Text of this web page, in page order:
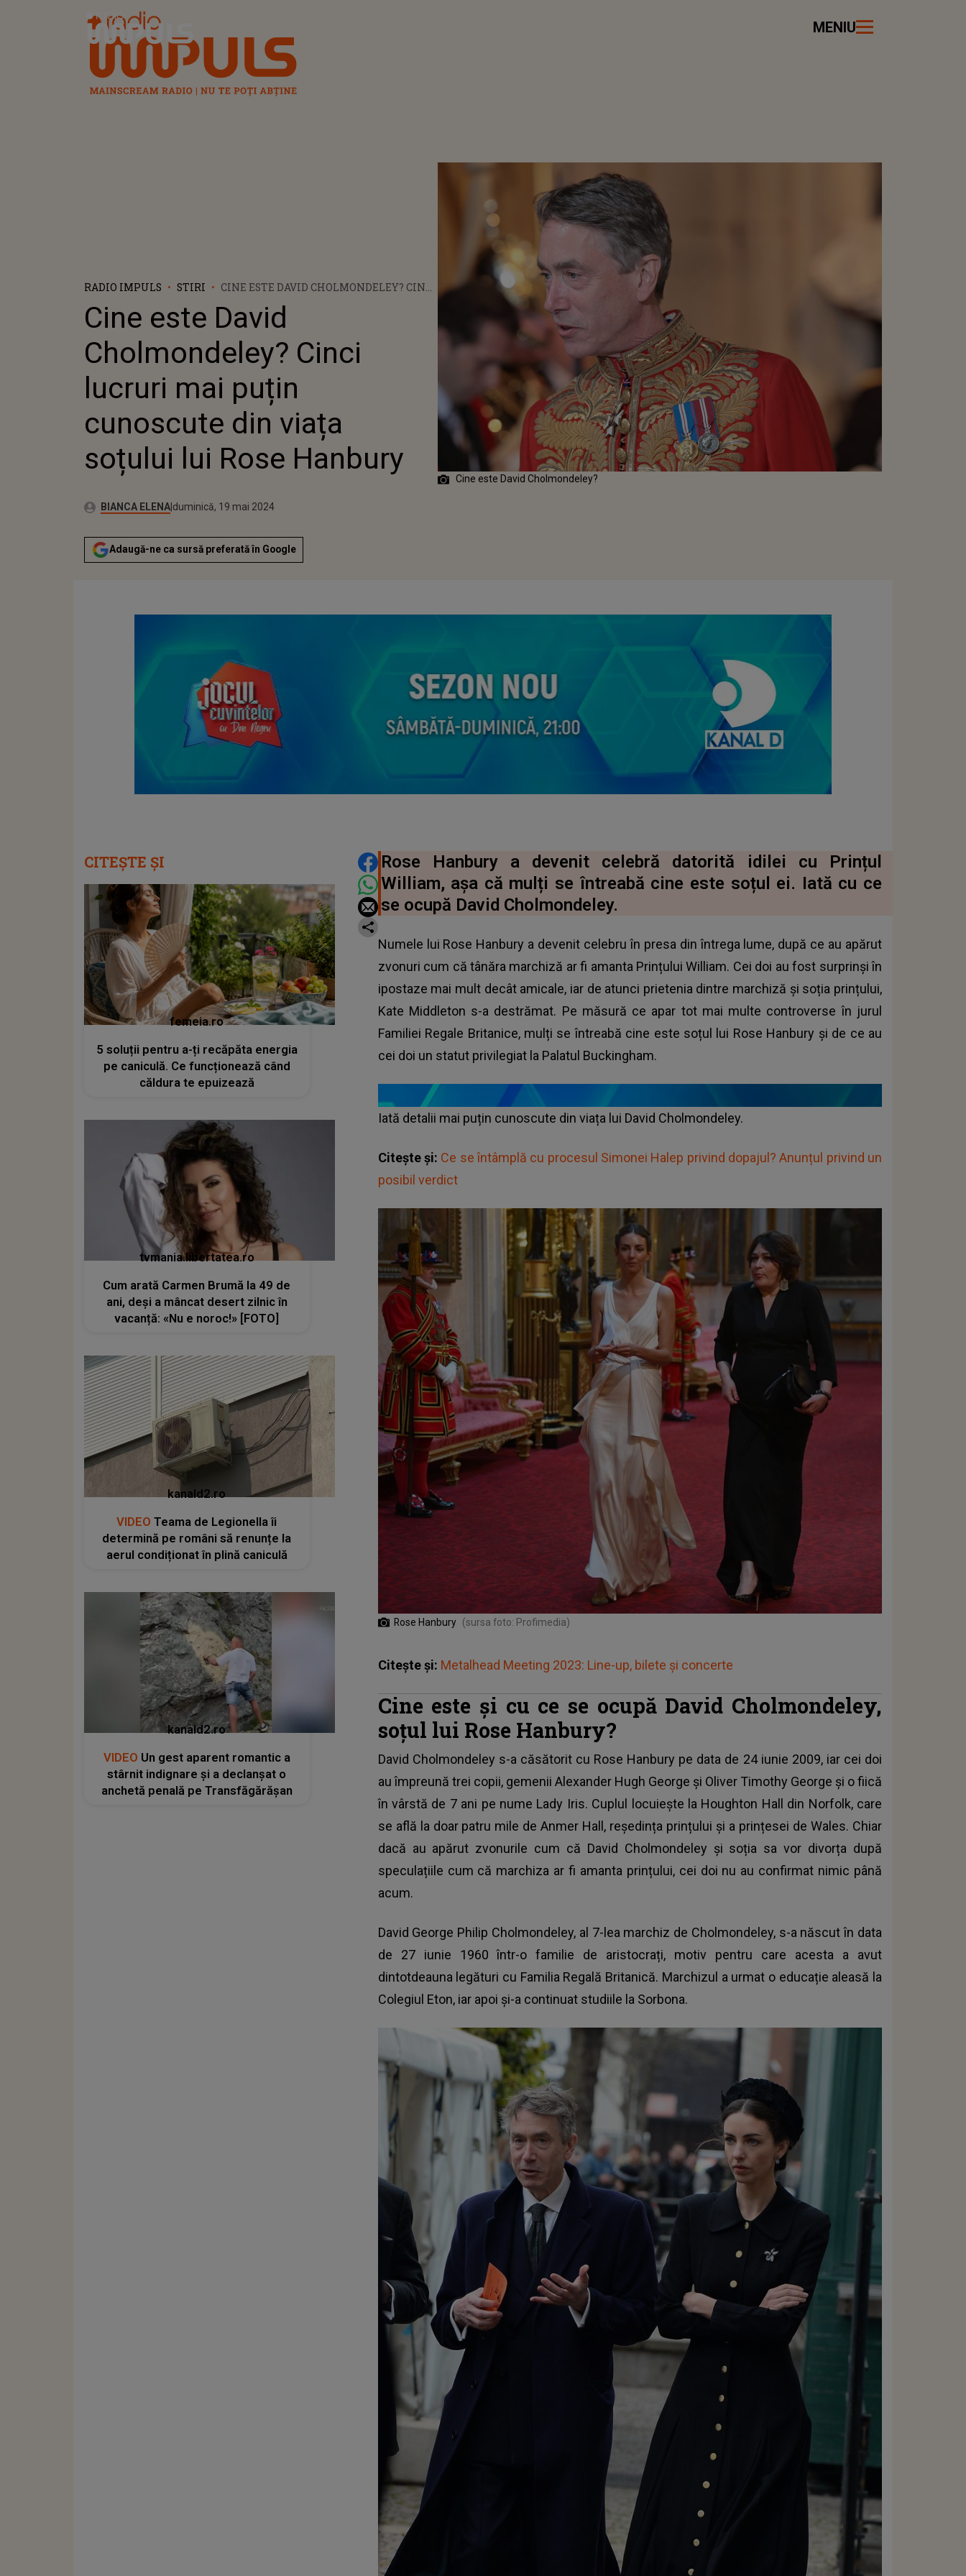
Radio Impuls MENIU
RADIO IMPULS STIRI
CINE ESTE DAVID CHOLMONDELEY? CINCI
VIAȚA SOȚULUI LUI ROSE HANBURY
Cine este David
Cholmondeley? Cinci
lucruri mai puțin
cunoscute din viața
soțului lui Rose Hanbury
Autor:BIANCA ELENAPublicat:
vineri, 19 mai 2023
Actualizat:
duminică, 19 mai 2024
Adaugă-ne ca sursă preferată în Google
Cine este David Cholmondeley?
DISTRIBUIE ARTICOLUL
Rose Hanbury a devenit celebră datorită idilei cu Prințul
William, așa că mulți se întreabă cine este soțul ei. Iată cu ce
se ocupă David Cholmondeley.
Numele lui Rose Hanbury a devenit celebru în presa din întrega lume, după ce au apărut
zvonuri cum că tânăra marchiză ar fi amanta Prințului William. Cei doi au fost surprinși în
ipostaze mai mult decât amicale, iar de atunci prietenia dintre marchiză și soția prințului,
Kate Middleton s-a destrămat. Pe măsură ce apar tot mai multe controverse în jurul
Familiei Regale Britanice, mulți se întreabă cine este soțul lui Rose Hanbury și de ce au
cei doi un statut privilegiat la Palatul Buckingham.
Iată detalii mai puțin cunoscute din viața lui David Cholmondeley.
Citește și: Ce se întâmplă cu procesul Simonei Halep privind dopajul? Anunțul privind un
posibil verdict
Rose Hanbury (sursa foto: Profimedia)
Citește și: Metalhead Meeting 2023: Line-up, bilete și concerte
Cine este și cu ce se ocupă David Cholmondeley,
soțul lui Rose Hanbury?
David Cholmondeley s-a căsătorit cu Rose Hanbury pe data de 24 iunie 2009, iar cei doi
au împreună trei copii, gemenii Alexander Hugh George și Oliver Timothy George și o fiică
în vârstă de 7 ani pe nume Lady Iris. Cuplul locuiește la Houghton Hall din Norfolk, care
se află la doar patru mile de Anmer Hall, reședința prințului și a prințesei de Wales. Chiar
dacă au apărut zvonurile cum că David Cholmondeley și soția sa vor divorța după
speculațiile cum că marchiza ar fi amanta prințului, cei doi nu au confirmat nimic până
acum.
David George Philip Cholmondeley, al 7-lea marchiz de Cholmondeley, s-a născut în data
de 27 iunie 1960 într-o familie de aristocrați, motiv pentru care acesta a avut
dintotdeauna legături cu Familia Regală Britanică. Marchizul a urmat o educație aleasă la
Colegiul Eton, iar apoi și-a continuat studiile la Sorbona.
CITEȘTE ȘI
femeia.ro
5 soluții pentru a-ți recăpăta energia
pe caniculă. Ce funcționează când
căldura te epuizează
tvmania.libertatea.ro
Cum arată Carmen Brumă la 49 de
ani, deși a mâncat desert zilnic în
vacanță: «Nu e noroc!» [FOTO]
kanald2.ro
VIDEO Teama de Legionella îi
determină pe români să renunțe la
aerul condiționat în plină caniculă
kanald2.ro
VIDEO Un gest aparent romantic a
stârnit indignare și a declanșat o
anchetă penală pe Transfăgărășan